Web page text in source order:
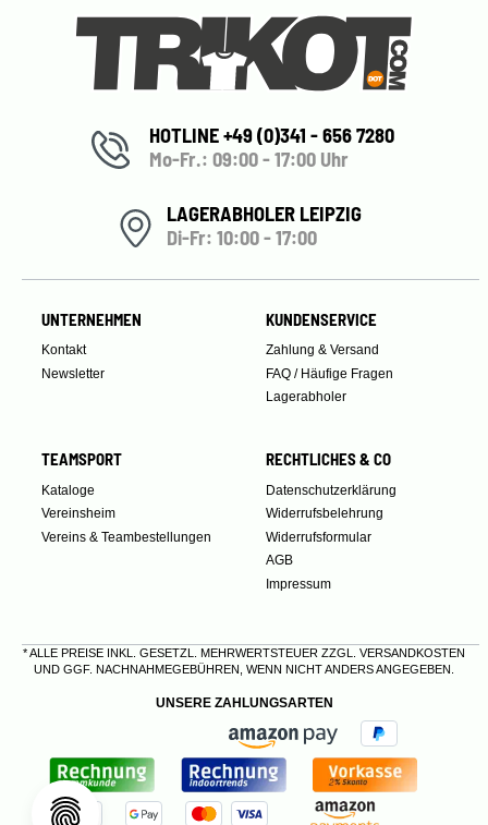
HOTLINE +49 (0)341 - 656 7280
Mo-Fr.: 09:00 - 17:00 Uhr
LAGERABHOLER LEIPZIG
Di-Fr: 10:00 - 17:00
UNTERNEHMEN
Kontakt
Newsletter
KUNDENSERVICE
Zahlung & Versand
FAQ / Häufige Fragen
Lagerabholer
TEAMSPORT
Kataloge
Vereinsheim
Vereins & Teambestellungen
RECHTLICHES & CO
Datenschutzerklärung
Widerrufsbelehrung
Widerrufsformular
AGB
Impressum
* ALLE PREISE INKL. GESETZL. MEHRWERTSTEUER ZZGL. VERSANDKOSTEN
UND GGF. NACHNAHMEGEBÜHREN, WENN NICHT ANDERS ANGEGEBEN.
UNSERE ZAHLUNGSARTEN